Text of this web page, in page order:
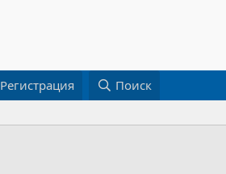
Регистрация Поиск